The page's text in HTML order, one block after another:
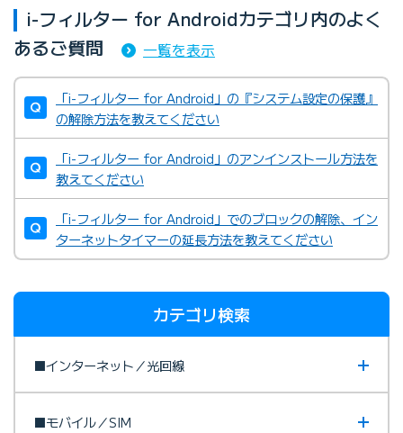
i-フィルター for Androidカテゴリ内のよく
あるご質問
一覧を表示
「i-フィルター for Android」の『システム設定の保護』
の解除方法を教えてください
「i-フィルター for Android」のアンインストール方法を
教えてください
「i-フィルター for Android」でのブロックの解除、イン
ターネットタイマーの延長方法を教えてください
カテゴリ検索
■インターネット／光回線
■モバイル／SIM